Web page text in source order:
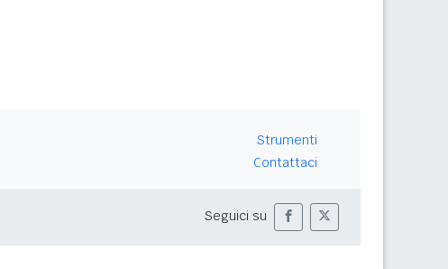
Strumenti
Contattaci
Seguici su